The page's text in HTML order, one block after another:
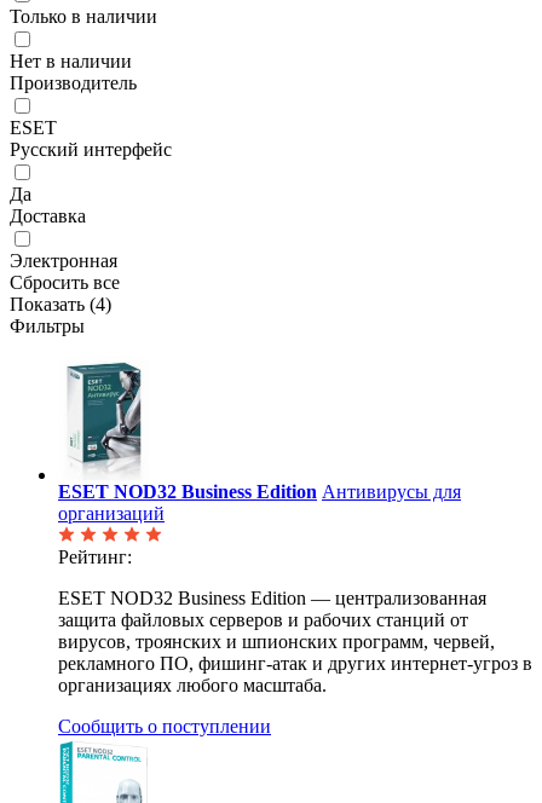
Только в наличии
Нет в наличии
Производитель
ESET
Русский интерфейс
Да
Доставка
Электронная
Сбросить все
Показать (4)
Фильтры
ESET NOD32 Business Edition Антивирусы для
организаций
Рейтинг:
ESET NOD32 Business Edition — централизованная
защита файловых серверов и рабочих станций от
вирусов, троянских и шпионских программ, червей,
рекламного ПО, фишинг-атак и других интернет-угроз в
организациях любого масштаба.
Сообщить о поступлении